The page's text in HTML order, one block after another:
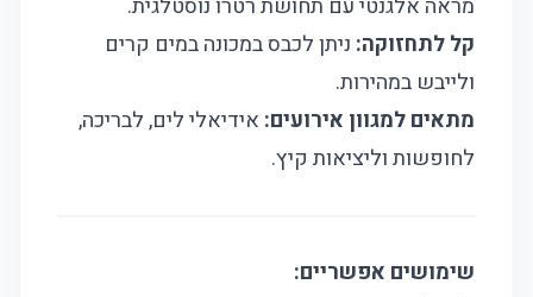
מראה אלגנטי עם תחושת רטרו נוסטלגית.
קל לתחזוקה: ניתן לכבס במכונה במים קרים
ולייבש במהירות.
מתאים למגוון אירועים: אידיאלי לים, לבריכה,
לחופשות וליציאות קיץ.
שימושים אפשריים: